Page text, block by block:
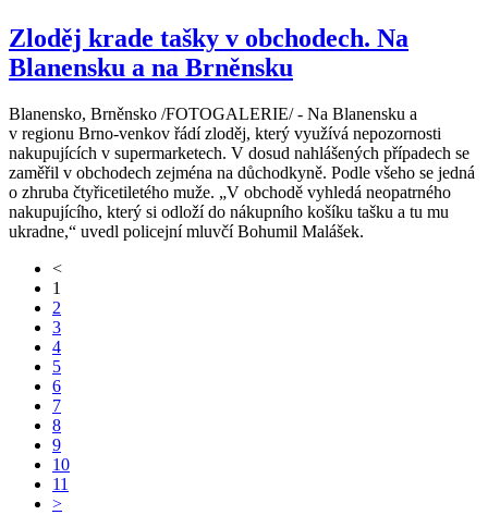
Zloděj krade tašky v obchodech. Na
Blanensku a na Brněnsku
Blanensko, Brněnsko /FOTOGALERIE/ - Na Blanensku a
v regionu Brno-venkov řádí zloděj, který využívá nepozornosti
nakupujících v supermarketech. V dosud nahlášených případech se
zaměřil v obchodech zejména na důchodkyně. Podle všeho se jedná
o zhruba čtyřicetiletého muže. „V obchodě vyhledá neopatrného
nakupujícího, který si odloží do nákupního košíku tašku a tu mu
ukradne,“ uvedl policejní mluvčí Bohumil Malášek.
<
1
2
3
4
5
6
7
8
9
10
11
>